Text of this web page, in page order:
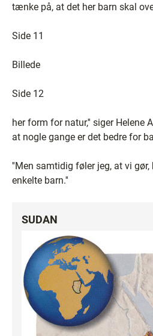
tænke på, at det her barn skal
Side 11
Billede
Side 12
her form for natur,'' siger Helene
at nogle gange er det bedre for
''Men samtidig føler jeg, at vi
enkelte barn.''
SUDAN